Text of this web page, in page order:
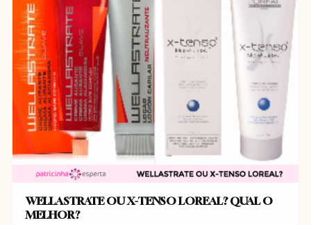
WELLASTRATE OU X-TENSO LOREAL? QUAL O
MELHOR?